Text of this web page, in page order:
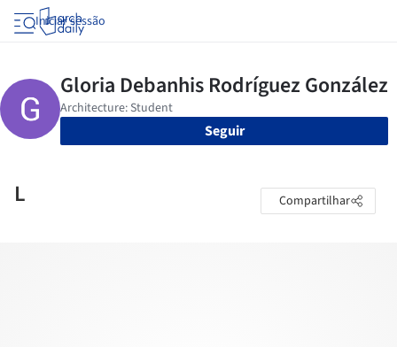
Iniciar sessão
Seguir
L Compartilhar